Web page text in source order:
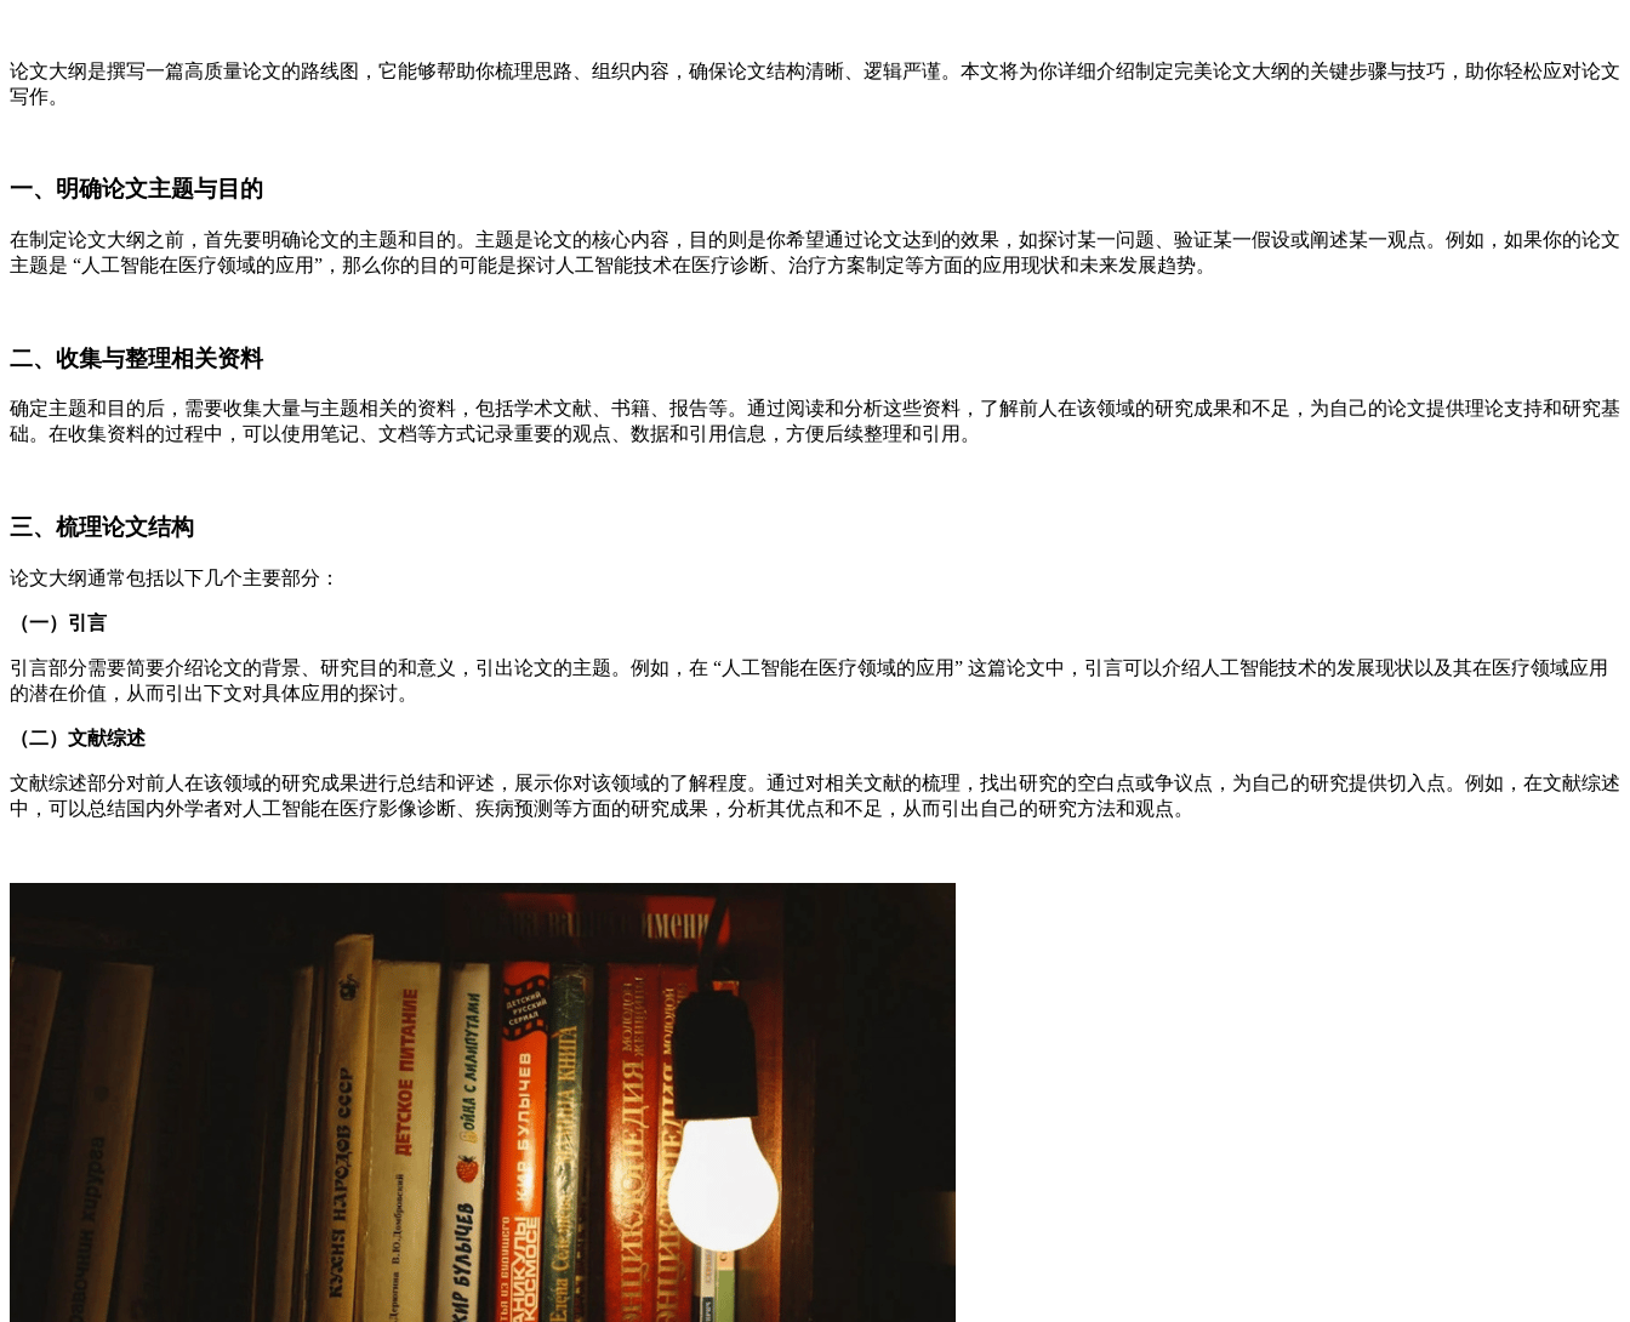
论文大纲是撰写一篇高质量论文的路线图，它能够帮助你梳理思路、组织内容，确保论文结构清晰、逻辑严谨。本文将为你详细介绍制定完美论文大纲的关键步骤与技巧，助你轻松应对论文
写作。
一、明确论文主题与目的
在制定论文大纲之前，首先要明确论文的主题和目的。主题是论文的核心内容，目的则是你希望通过论文达到的效果，如探讨某一问题、验证某一假设或阐述某一观点。例如，如果你的论文
主题是 “人工智能在医疗领域的应用”，那么你的目的可能是探讨人工智能技术在医疗诊断、治疗方案制定等方面的应用现状和未来发展趋势。
二、收集与整理相关资料
确定主题和目的后，需要收集大量与主题相关的资料，包括学术文献、书籍、报告等。通过阅读和分析这些资料，了解前人在该领域的研究成果和不足，为自己的论文提供理论支持和研究基
础。在收集资料的过程中，可以使用笔记、文档等方式记录重要的观点、数据和引用信息，方便后续整理和引用。
三、梳理论文结构
论文大纲通常包括以下几个主要部分：
（一）引言
引言部分需要简要介绍论文的背景、研究目的和意义，引出论文的主题。例如，在 “人工智能在医疗领域的应用” 这篇论文中，引言可以介绍人工智能技术的发展现状以及其在医疗领域应用
的潜在价值，从而引出下文对具体应用的探讨。
（二）文献综述
文献综述部分对前人在该领域的研究成果进行总结和评述，展示你对该领域的了解程度。通过对相关文献的梳理，找出研究的空白点或争议点，为自己的研究提供切入点。例如，在文献综述
中，可以总结国内外学者对人工智能在医疗影像诊断、疾病预测等方面的研究成果，分析其优点和不足，从而引出自己的研究方法和观点。